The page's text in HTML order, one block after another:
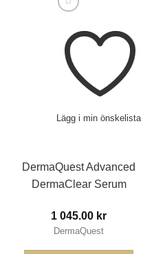
Lägg i min önskelista
DermaQuest Advanced
DermaClear Serum
1 045.00 kr
DermaQuest